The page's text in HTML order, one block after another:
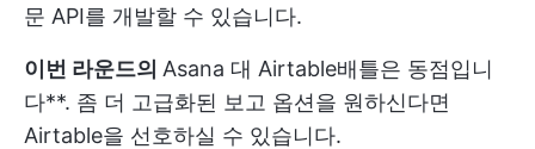
문 API를 개발할 수 있습니다.
이번 라운드의 Asana 대 Airtable배틀은 동점입니
다**. 좀 더 고급화된 보고 옵션을 원하신다면
Airtable을 선호하실 수 있습니다.